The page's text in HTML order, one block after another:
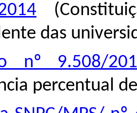
das
nº 9.508/
percentual